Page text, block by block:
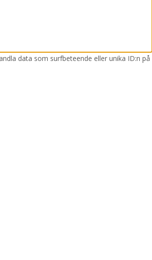
data som surfbeteende eller unika ID:n på